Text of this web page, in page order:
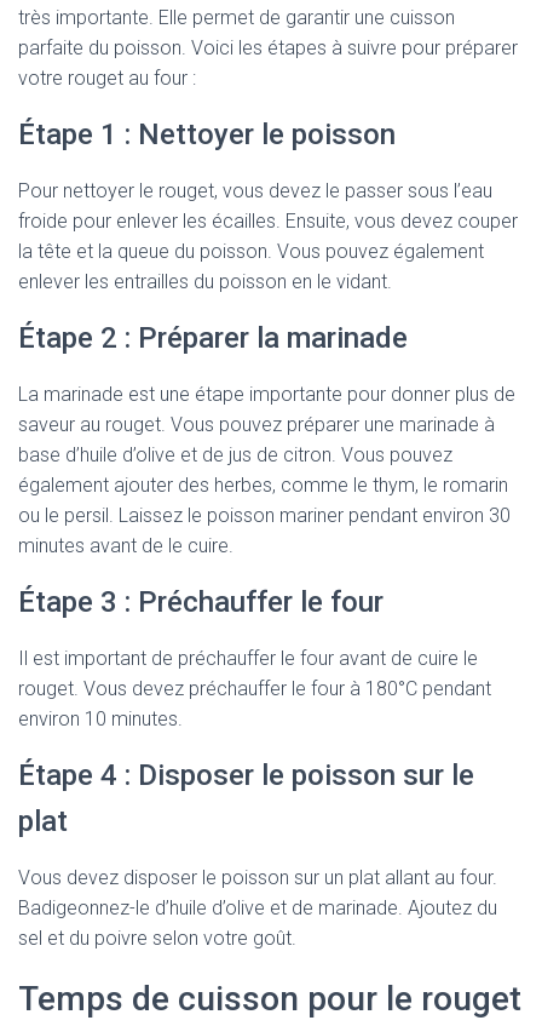
très importante. Elle permet de garantir une cuisson
parfaite du poisson. Voici les étapes à suivre pour préparer
votre rouget au four :
Étape 1 : Nettoyer le poisson
Pour nettoyer le rouget, vous devez le passer sous l’eau
froide pour enlever les écailles. Ensuite, vous devez couper
la tête et la queue du poisson. Vous pouvez également
enlever les entrailles du poisson en le vidant.
Étape 2 : Préparer la marinade
La marinade est une étape importante pour donner plus de
saveur au rouget. Vous pouvez préparer une marinade à
base d’huile d’olive et de jus de citron. Vous pouvez
également ajouter des herbes, comme le thym, le romarin
ou le persil. Laissez le poisson mariner pendant environ 30
minutes avant de le cuire.
Étape 3 : Préchauffer le four
Il est important de préchauffer le four avant de cuire le
rouget. Vous devez préchauffer le four à 180°C pendant
environ 10 minutes.
Étape 4 : Disposer le poisson sur le
plat
Vous devez disposer le poisson sur un plat allant au four.
Badigeonnez-le d’huile d’olive et de marinade. Ajoutez du
sel et du poivre selon votre goût.
Temps de cuisson pour le rouget